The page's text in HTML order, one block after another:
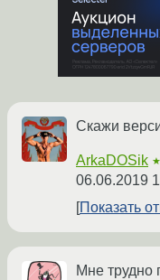
Скажи
ArkaDOSik
06.06.2019
Показать
Мне трудно